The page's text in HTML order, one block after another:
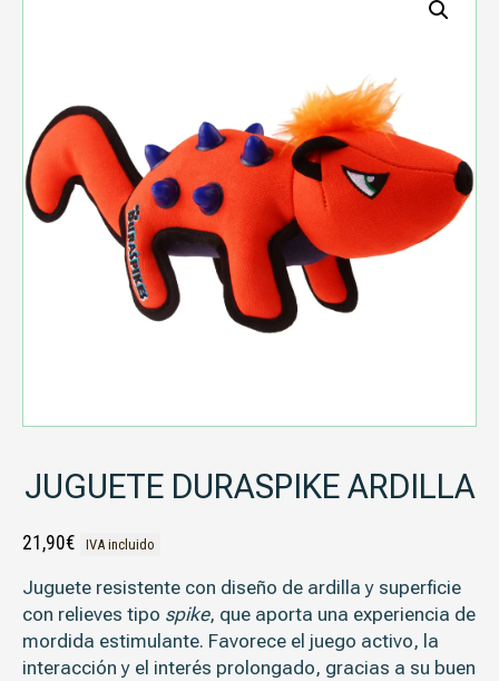
JUGUETE DURASPIKE ARDILLA
21,90€ IVA incluido
Juguete resistente con diseño de ardilla y superficie
con relieves tipo spike, que aporta una experiencia de
mordida estimulante. Favorece el juego activo, la
interacción y el interés prolongado, gracias a su buen